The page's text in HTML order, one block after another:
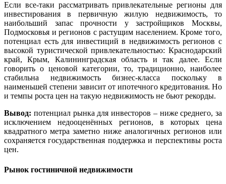
Если все-таки рассматривать привлекательные регионы для
инвестирования в первичную жилую недвижимость, то
наибольший запас прочности у застройщиков Москвы,
Подмосковья и регионов с растущим населением. Кроме того,
потенциал есть для инвестиций в недвижимость регионов с
высокой туристической привлекательностью: Краснодарский
край, Крым, Калининградская область и так далее. Если
говорить о ценовой категории, то, традиционно, наиболее
стабильна недвижимость бизнес-класса поскольку в
наименьшей степени зависит от ипотечного кредитования. Но
и темпы роста цен на такую недвижимость не бьют рекорды.
Вывод: потенциал рынка для инвесторов – ниже среднего, за
исключением недооценённых регионов, в которых цена
квадратного метра заметно ниже аналогичных регионов или
сохраняется государственная поддержка и перспективы роста
цен.
Рынок гостиничной недвижимости